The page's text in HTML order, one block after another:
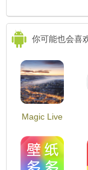
你可能也会喜
Magic Live